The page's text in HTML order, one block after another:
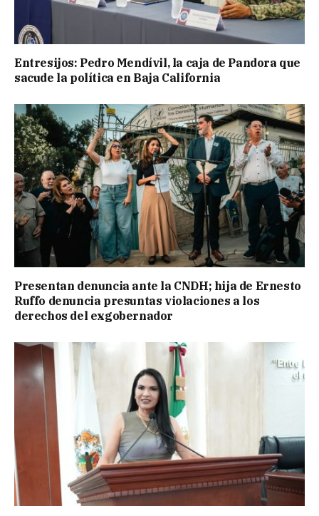
Entresijos: Pedro Mendívil, la caja de Pandora que
sacude la política en Baja California
Presentan denuncia ante la CNDH; hija de Ernesto
Ruffo denuncia presuntas violaciones a los
derechos del exgobernador